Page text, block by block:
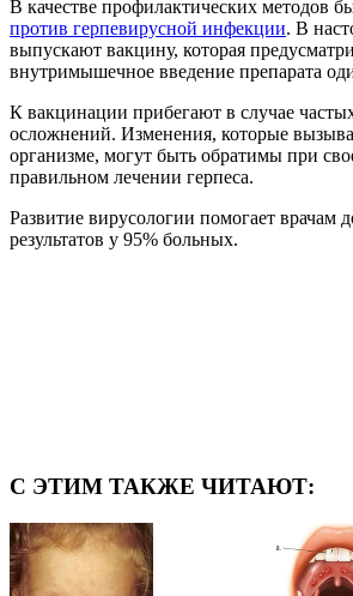
В качестве профилактических методов
против герпевирусной инфекции. В
выпускают вакцину, которая
внутримышечное введение препарата
К вакцинации прибегают в случае
осложнений. Изменения, которые
организме, могут быть обратимы при
правильном лечении герпеса.
Развитие вирусологии помогает врачам
результатов у 95% больных.
С ЭТИМ ТАКЖЕ ЧИТАЮТ: